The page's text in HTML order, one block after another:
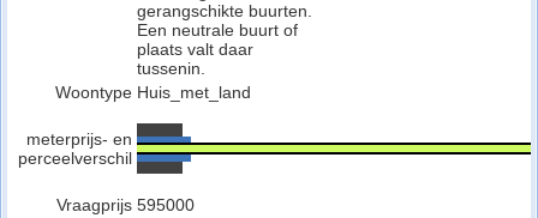
gerangschikte buurten.
Een neutrale buurt of
plaats valt daar
tussenin.
Woontype Huis_met_land
meterprijs- en
perceelverschil
Vraagprijs 595000